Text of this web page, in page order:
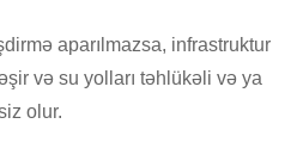
aparılmazsa, infrastruktur
və su yolları təhlükəli və ya
olur.